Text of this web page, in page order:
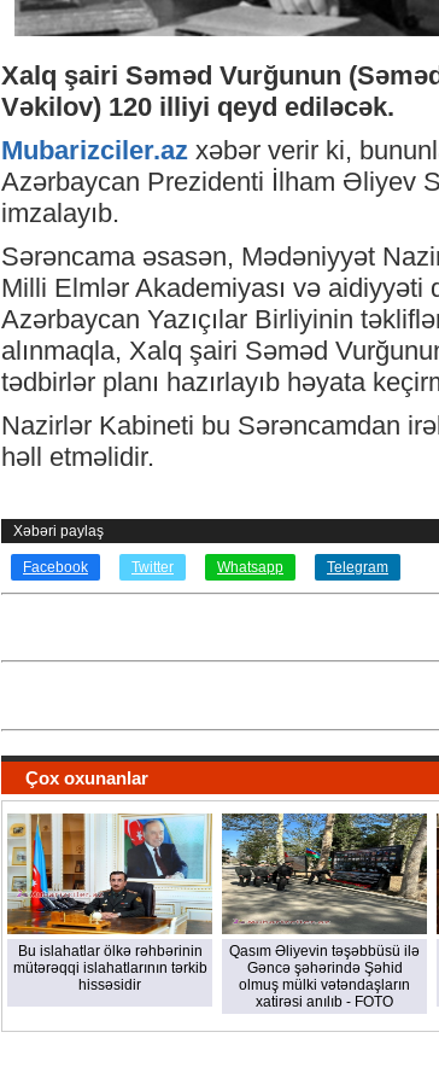
Xalq şairi Səməd Vurğunun
Vəkilov) 120 illiyi qeyd ediləcək.
Mubarizciler.az xəbər verir ki,
Azərbaycan Prezidenti İlham Əliyev
imzalayıb.
Sərəncama əsasən, Mədəniyyət
Milli Elmlər Akademiyası və aidiyyəti
Azərbaycan Yazıçılar Birliyinin
alınmaqla, Xalq şairi Səməd
tədbirlər planı hazırlayıb həyata
Nazirlər Kabineti bu Sərəncamdan
həll etməlidir.
Xəbəri paylaş
Facebook Twitter Whatsapp Telegram
Çox oxunanlar
Bu islahatlar ölkə rəhbərinin
mütərəqqi islahatlarının tərkib
hissəsidir
Qasım Əliyevin təşəbbüsü ilə
Gəncə şəhərində Şəhid
olmuş mülki vətəndaşların
xatirəsi anılıb - FOTO